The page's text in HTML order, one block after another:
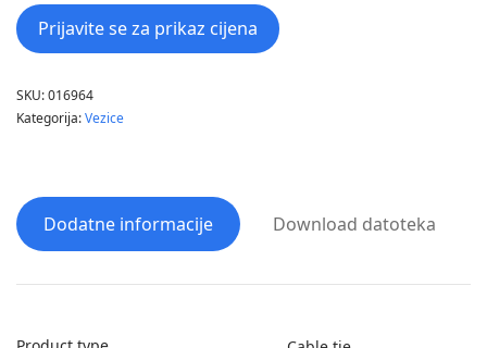
Prijavite se za prikaz cijena
SKU:016964
Kategorija:Vezice
Dodatne informacije Download datoteka